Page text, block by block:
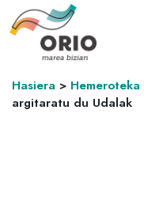
Hasiera > Hemeroteka
argitaratu du Udalak